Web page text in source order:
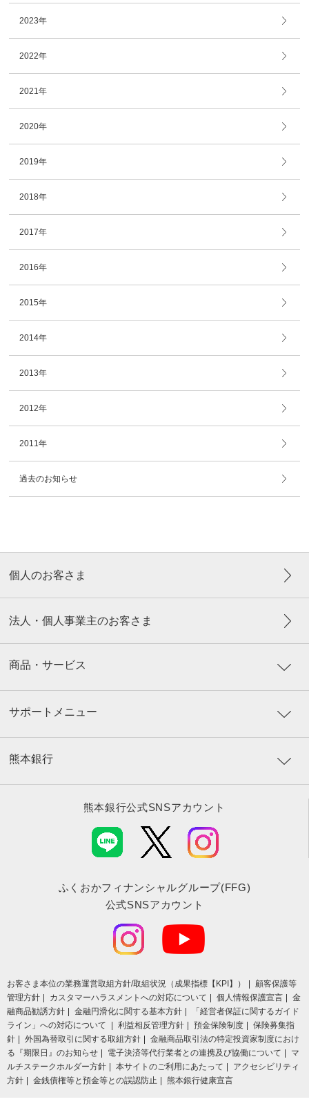
2023年
2022年
2021年
2020年
2019年
2018年
2017年
2016年
2015年
2014年
2013年
2012年
2011年
過去のお知らせ
個人のお客さま
法人・個人事業主のお客さま
商品・サービス
サポートメニュー
熊本銀行
熊本銀行公式SNSアカウント
ふくおかフィナンシャルグループ(FFG)
公式SNSアカウント
お客さま本位の業務運営取組⽅針/取組状況（成果指標【KPI】）
顧客保護等
管理方針
カスタマーハラスメントへの対応について 個人情報保護宣言
金
融商品勧誘方針
金融円滑化に関する基本方針
「経営者保証に関するガイド
ライン」への対応について
利益相反管理方針 預金保険制度
保険募集指
針
外国為替取引に関する取組方針
金融商品取引法の特定投資家制度におけ
る『期限日』のお知らせ
電子決済等代行業者との連携及び協働について
マ
ルチステークホルダー方針
本サイトのご利用にあたって
アクセシビリティ
方針
金銭債権等と預金等との誤認防止 熊本銀行健康宣言